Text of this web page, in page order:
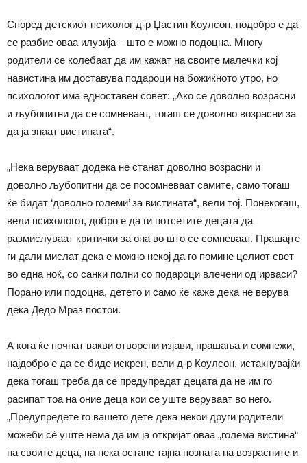
Според детскиот психолог д-р Џастин Коулсон, подобро е да
се разбие оваа илузија – што е можно подоцна. Многу
родители се колебаат да им кажат на своите малечки кој
навистина им доставува подароци на божиќното утро, но
психологот има едноставен совет: „Ако се доволно возрасни
и љубопитни да се сомневаат, тогаш се доволно возрасни за
да ја знаат вистината“.
„Нека веруваат додека не станат доволно возрасни и
доволно љубопитни да се посомневаат самите, само тогаш
ќе бидат ‘доволно големи’ за вистината“, вели тој. Понекогаш,
вели психологот, добро е да ги потсетите децата да
размислуваат критички за она во што се сомневаат. Прашајте
ги дали мислат дека е можно некој да го помине целиот свет
во една ноќ, со санки полни со подароци влечени од ирваси?
Порано или подоцна, детето и само ќе каже дека не верува
дека Дедо Мраз постои.
А кога ќе почнат вакви отворени изјави, прашања и сомнежи,
најдобро е да се биде искрен, вели д-р Коулсон, истакнувајќи
дека тогаш треба да се предупредат децата да не им го
расипат тоа на оние деца кои се уште веруваат во него.
„Предупредете го вашето дете дека некои други родители
можеби сè уште нема да им ја откријат оваа „голема вистина“
на своите деца, па нека остане тајна позната на возрасните и